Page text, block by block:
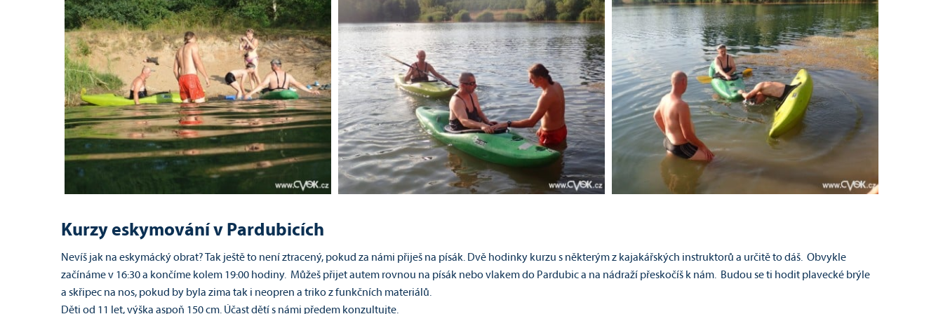
Kurzy eskymování v Pardubicích
Nevíš jak na eskymácký obrat? Tak ještě to není ztracený, pokud za námi přiješ na písák. Dvě hodinky kurzu s některým z kajakářských instruktorů a určitě to dáš. Obvykle
začínáme v 16:30 a končíme kolem 19:00 hodiny. Můžeš přijet autem rovnou na písák nebo vlakem do Pardubic a na nádraží přeskočíš k nám. Budou se ti hodit plavecké brýle
a skřipec na nos, pokud by byla zima tak i neopren a triko z funkčních materiálů.
Děti od 11 let, výška aspoň 150 cm. Účast dětí s námi předem konzultujte.